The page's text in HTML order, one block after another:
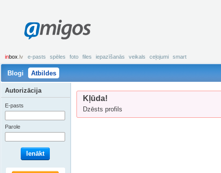
amigos
inbox .lv e-pasts spēles foto files iepazīšanās veikals ceļojumi smart
Blogi Atbildes
Kļūda!
Dzēsts profils
Autorizācija
E-pasts
Parole
Ienākt